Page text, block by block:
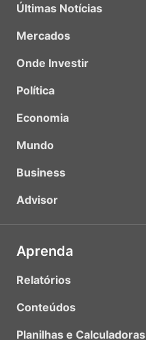
Últimas Notícias
Mercados
Onde Investir
Política
Economia
Mundo
Business
Advisor
Aprenda
Relatórios
Conteúdos
Planilhas e Calculadoras